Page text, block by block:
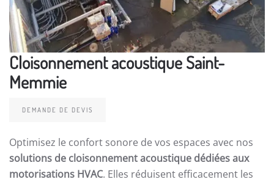
Cloisonnement acoustique Saint-
Memmie
DEMANDE DE DEVIS
Optimisez le confort sonore de vos espaces avec nos
solutions de cloisonnement acoustique dédiées aux
motorisations HVAC. Elles réduisent efficacement les